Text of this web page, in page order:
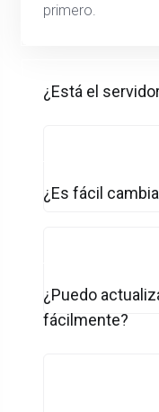
primero.
¿Está el
¿Es fácil
¿Puedo
fácilmente?